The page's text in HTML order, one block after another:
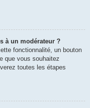
à un modérateur ?
fonctionnalité, un bouton
que vous souhaitez
toutes les étapes